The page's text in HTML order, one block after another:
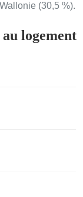
(30,5 %).